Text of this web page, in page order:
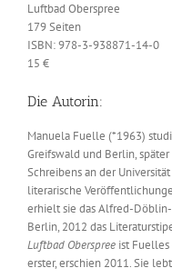
Luftbad Oberspree
179 Seiten
ISBN: 978-3-938871-14-0
15 €
Die Autorin:
Manuela Fuelle (*1963)
Greifswald und Berlin,
Schreibens an der
literarische
erhielt sie das Alfred-
Berlin, 2012 das
Luftbad Oberspree ist
erster, erschien 2011. Sie